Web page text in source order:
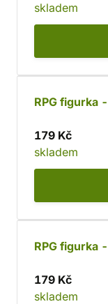
skladem
RPG figurka
179 Kč
skladem
RPG figurka
179 Kč
skladem